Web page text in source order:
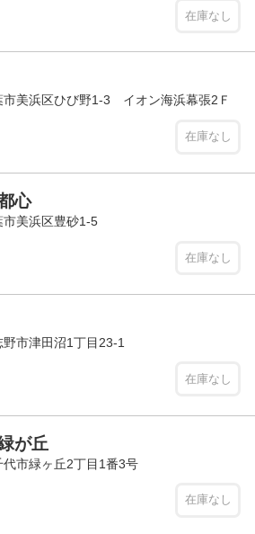
在庫なし
美浜区ひび野1-3 イオン海浜幕張2Ｆ
在庫なし
心
美浜区豊砂1-5
在庫なし
市津田沼1丁目23-1
在庫なし
が丘
市緑ヶ丘2丁目1番3号
在庫なし